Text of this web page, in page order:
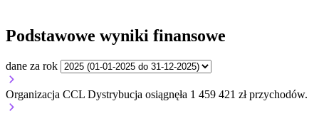
Podstawowe wyniki finansowe
dane za rok
Organizacja CCL Dystrybucja osiągnęła 1 459 421 zł przychodów.